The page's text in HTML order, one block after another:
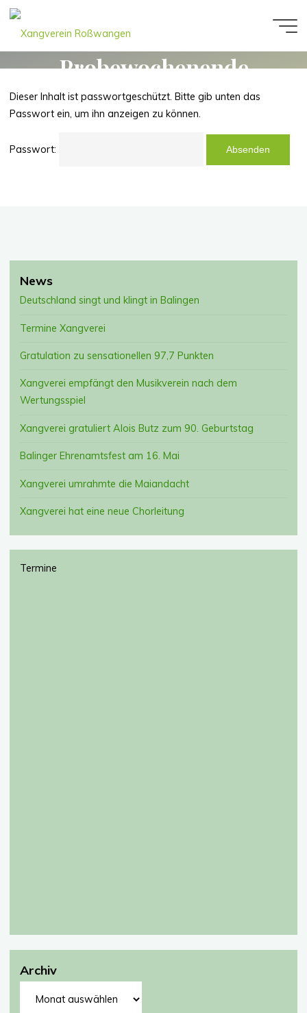
Zum
Roßwangen
Geschützt:
Probewochenende
Samstag 10.05.2025
Dieser Inhalt ist passwortgeschützt. Bitte gib unten das
Passwort ein, um ihn anzeigen zu können.
Passwort:
News
Deutschland singt und klingt in Balingen
Termine Xangverei
Gratulation zu sensationellen 97,7 Punkten
Xangverei empfängt den Musikverein nach dem
Wertungsspiel
Xangverei gratuliert Alois Butz zum 90. Geburtstag
Balinger Ehrenamtsfest am 16. Mai
Xangverei umrahmte die Maiandacht
Xangverei hat eine neue Chorleitung
Termine
Archiv